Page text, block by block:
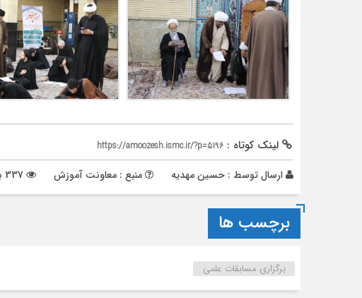
لینک کوتاه : https://amoozesh.ismc.ir/?p=5196
ارسال توسط : حسین مهدیه منبع : معاونت آموزش
برچسب ها
برگزاری مسابقات علمی